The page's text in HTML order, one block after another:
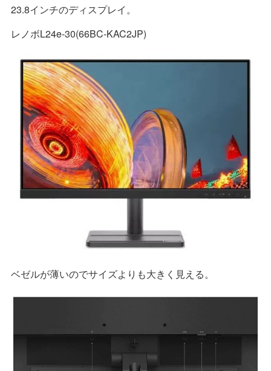
23.8インチのディスプレイ。
レノボL24e-30(66BC-KAC2JP)
ベゼルが薄いのでサイズよりも大きく見える。